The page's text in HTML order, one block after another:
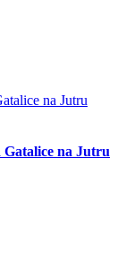
na Jutru